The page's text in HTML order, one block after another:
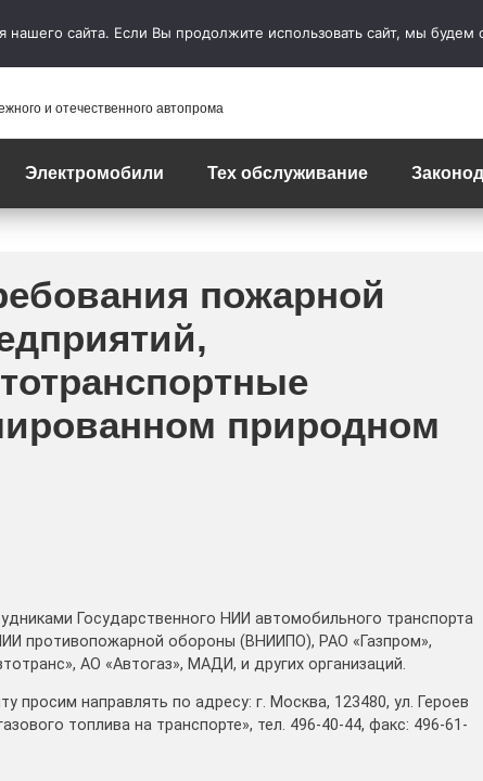
и отечественного автопрома
Электромобили Тех обслуживание
пожарной
природном
Государственного НИИ автомобильного транспорта
противопожарной обороны (ВНИИПО), РАО «Газпром»,
АО «Автогаз», МАДИ, и других организаций.
направлять по адресу: г. Москва, 123480, ул. Героев
топлива на транспорте», тел. 496-40-44, факс: 496-61-
сайта. Если Вы продолжите использовать сайт, мы будем